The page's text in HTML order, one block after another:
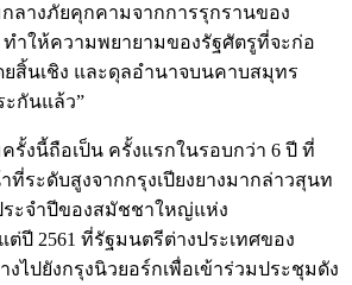
ลางภัยคุกคามจากการรุกรานของ
ำให้ความพยายามของรัฐศัตรูที่จะก่อ
สิ้นเชิง และดุลอำนาจบนคาบสมุทร
ะกันแล้ว”
รั้งนี้ถือเป็น ครั้งแรกในรอบกว่า 6 ปี ที่
ที่ระดับสูงจากกรุงเปียงยางมากล่าวสุนท
ะจำปีของสมัชชาใหญ่แห่ง
ปี 2561 ที่รัฐมนตรีต่างประเทศของ
งไปยังกรุงนิวยอร์กเพื่อเข้าร่วมประชุมดัง